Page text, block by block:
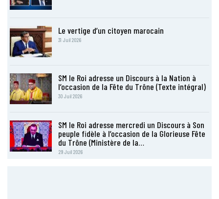
Le vertige d’un citoyen marocain
31 Juil 2026
SM le Roi adresse un Discours à la Nation à
l’occasion de la Fête du Trône (Texte intégral)
30 Juil 2026
SM le Roi adresse mercredi un Discours à Son
peuple fidèle à l’occasion de la Glorieuse Fête
du Trône (Ministère de la…
29 Juil 2026